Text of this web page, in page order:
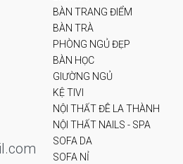
BÀN TRANG ĐIỂM
BÀN TRÀ
PHÒNG NGỦ ĐẸP
BÀN HỌC
GIƯỜNG NGỦ
KỆ TIVI
NỘI THẤT ĐÊ LA THÀNH
NỘI THẤT NAILS - SPA
SOFA DA
SOFA NỈ